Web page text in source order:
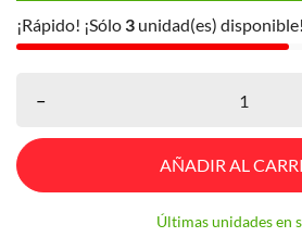
¡Rápido! ¡Sólo 3 unidad(es) disponible!
–
AÑADIR AL
Últimas unidades en